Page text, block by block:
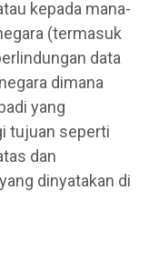
kepada mana-
(termasuk
data
dimana
yang
tujuan seperti
dan
dinyatakan di